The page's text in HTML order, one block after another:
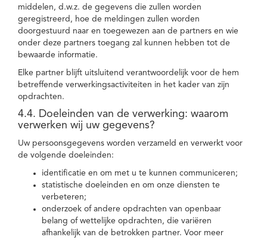
middelen, d.w.z. de gegevens die zullen worden
geregistreerd, hoe de meldingen zullen worden
doorgestuurd naar en toegewezen aan de partners en wie
onder deze partners toegang zal kunnen hebben tot de
bewaarde informatie.
Elke partner blijft uitsluitend verantwoordelijk voor de hem
betreffende verwerkingsactiviteiten in het kader van zijn
opdrachten.
4.4. Doeleinden van de verwerking: waarom
verwerken wij uw gegevens?
Uw persoonsgegevens worden verzameld en verwerkt voor
de volgende doeleinden:
identificatie en om met u te kunnen communiceren;
statistische doeleinden en om onze diensten te
verbeteren;
onderzoek of andere opdrachten van openbaar
belang of wettelijke opdrachten, die variëren
afhankelijk van de betrokken partner. Voor meer